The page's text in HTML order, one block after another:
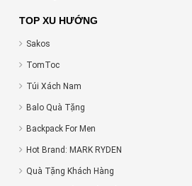
TOP XU HƯỚNG
Sakos
TomToc
Túi Xách Nam
Balo Quà Tặng
Backpack For Men
Hot Brand: MARK RYDEN
Quà Tặng Khách Hàng